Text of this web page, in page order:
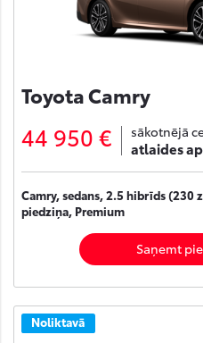
Toyota Camry
44 950 € sākotnējā
atlaides
Camry, sedans, 2.5 hibrīds (230
piedziņa, Premium
Saņemt
Noliktavā